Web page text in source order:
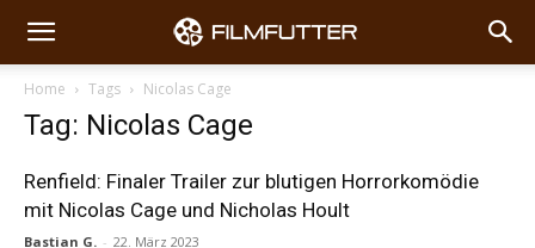
Home Tags Nicolas Cage
Tag: Nicolas Cage
Renfield: Finaler Trailer zur blutigen Horrorkomödie
mit Nicolas Cage und Nicholas Hoult
Bastian G. - 22. März 2023